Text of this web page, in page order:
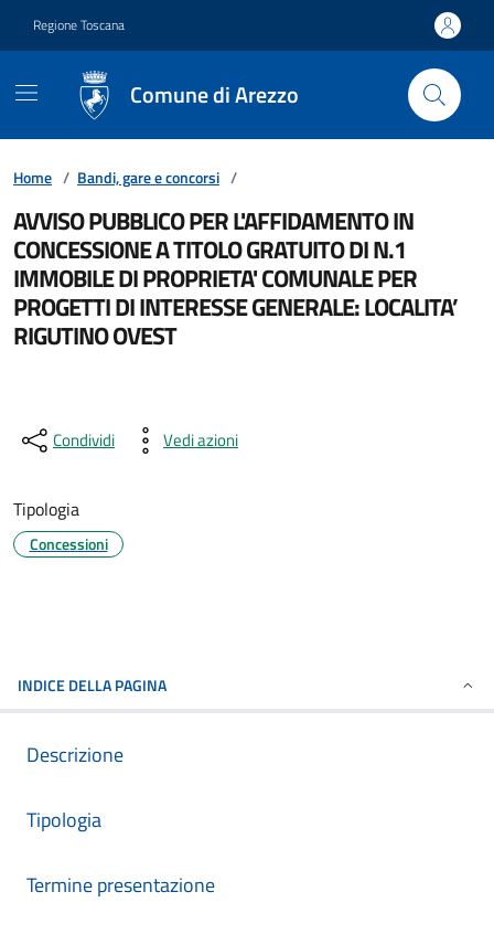
Regione Toscana
Comune di Arezzo
Home / Bandi, gare e concorsi /
AVVISO PUBBLICO PER L'AFFIDAMENTO IN
CONCESSIONE A TITOLO GRATUITO DI N.1
IMMOBILE DI PROPRIETA' COMUNALE PER
PROGETTI DI INTERESSE GENERALE: LOCALITA’
RIGUTINO OVEST
Condividi Vedi azioni
Tipologia
Concessioni
INDICE DELLA PAGINA
Descrizione
Tipologia
Termine presentazione